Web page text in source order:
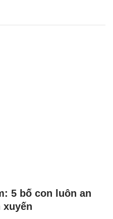
5 bố con luôn an
xuyến